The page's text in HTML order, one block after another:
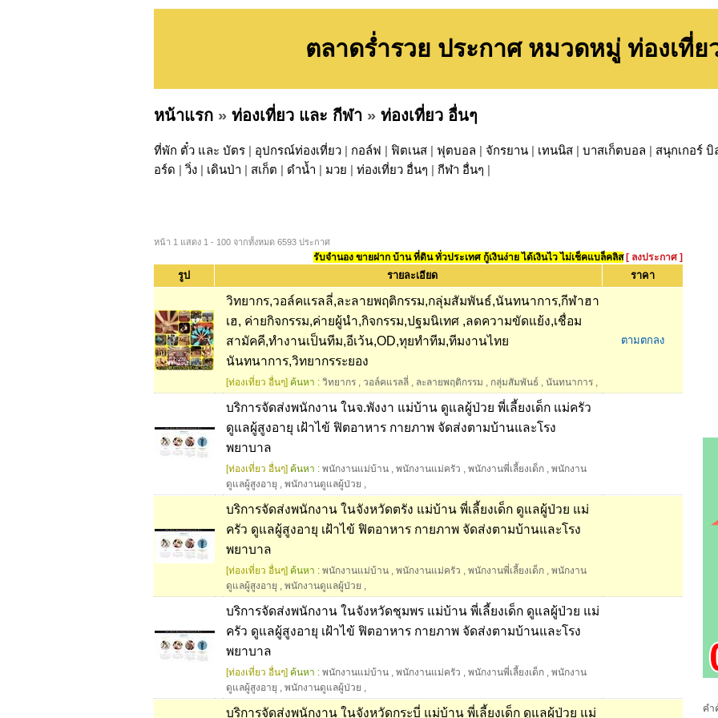
ตลาดร่ำรวย ประกาศ หมวดหมู่ ท่องเที่ย
หน้าแรก » ท่องเที่ยว และ กีฬา » ท่องเที่ยว อื่นๆ
ที่พัก ตั๋ว และ บัตร | อุปกรณ์ท่องเที่ยว | กอล์ฟ | ฟิตเนส | ฟุตบอล | จักรยาน | เทนนิส | บาสเก็ตบอล | สนุกเกอร์ บิ
อร์ด | วิ่ง | เดินป่า | สเก็ต | ดำน้ำ | มวย | ท่องเที่ยว อื่นๆ | กีฬา อื่นๆ |
หน้า 1 แสดง 1 - 100 จากทั้งหมด 6593 ประกาศ
รับจำนอง ขายฝาก บ้าน ที่ดิน ทั่วประเทศ กู้เงินง่าย ได้เงินไว ไม่เช็คแบล็คลิส [ ลงประกาศ ]
รูป รายละเอียด ราคา
วิทยากร,วอล์คแรลลี่,ละลายพฤติกรรม,กลุ่มสัมพันธ์,นันทนาการ,กีฬาฮา
เฮ, ค่ายกิจกรรม,ค่ายผู้นำ,กิจกรรม,ปฐมนิเทศ ,ลดความขัดแย้ง,เชื่อม
สามัคคี,ทำงานเป็นทีม,อีเว้น,OD,ทุยทำทีม,ทีมงานไทย
นันทนาการ,วิทยากรระยอง
[ท่องเที่ยว อื่นๆ] ค้นหา : วิทยากร , วอล์คแรลลี่ , ละลายพฤติกรรม , กลุ่มสัมพันธ์ , นันทนาการ ,
ตามตกลง
บริการจัดส่งพนักงาน ในจ.พังงา แม่บ้าน ดูแลผู้ป่วย พี่เลี้ยงเด็ก แม่ครัว
ดูแลผู้สูงอายุ เฝ้าไข้ ฟิตอาหาร กายภาพ จัดส่งตามบ้านและโรง
พยาบาล
[ท่องเที่ยว อื่นๆ] ค้นหา : พนักงานแม่บ้าน , พนักงานแม่ครัว , พนักงานพี่เลี้ยงเด็ก , พนักงาน
ดูแลผู้สูงอายุ , พนักงานดูแลผู้ป่วย ,
บริการจัดส่งพนักงาน ในจังหวัดตรัง แม่บ้าน พี่เลี้ยงเด็ก ดูแลผู้ป่วย แม่
ครัว ดูแลผู้สูงอายุ เฝ้าไข้ ฟิตอาหาร กายภาพ จัดส่งตามบ้านและโรง
พยาบาล
[ท่องเที่ยว อื่นๆ] ค้นหา : พนักงานแม่บ้าน , พนักงานแม่ครัว , พนักงานพี่เลี้ยงเด็ก , พนักงาน
ดูแลผู้สูงอายุ , พนักงานดูแลผู้ป่วย ,
บริการจัดส่งพนักงาน ในจังหวัดชุมพร แม่บ้าน พี่เลี้ยงเด็ก ดูแลผู้ป่วย แม่
ครัว ดูแลผู้สูงอายุ เฝ้าไข้ ฟิตอาหาร กายภาพ จัดส่งตามบ้านและโรง
พยาบาล
[ท่องเที่ยว อื่นๆ] ค้นหา : พนักงานแม่บ้าน , พนักงานแม่ครัว , พนักงานพี่เลี้ยงเด็ก , พนักงาน
ดูแลผู้สูงอายุ , พนักงานดูแลผู้ป่วย ,
บริการจัดส่งพนักงาน ในจังหวัดกระบี่ แม่บ้าน พี่เลี้ยงเด็ก ดูแลผู้ป่วย แม่ คำ